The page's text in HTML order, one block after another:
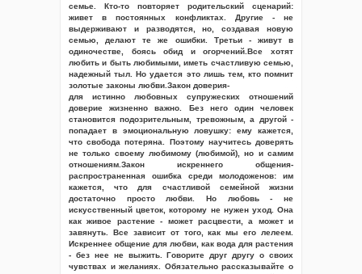
семье. Кто-то повторяет родительский сценарий:
живет в постоянных конфликтах. Другие - не
выдерживают и разводятся, но, создавая новую
семью, делают те же ошибки. Третьи - живут в
одиночестве, боясь обид и огорчений.Все хотят
любить и быть любимыми, иметь счастливую семью,
надежный тыл. Но удается это лишь тем, кто помнит
золотые законы любви.Закон доверия-
для истинно любовных супружеских отношений
доверие жизненно важно. Без него один человек
становится подозрительным, тревожным, а другой -
попадает в эмоциональную ловушку: ему кажется,
что свобода потеряна. Поэтому научитесь доверять
не только своему любимому (любимой), но и самим
отношениям.Закон искреннего общения-
распространенная ошибка среди молодоженов: им
кажется, что для счастливой семейной жизни
достаточно просто любви. Но любовь - не
искусственный цветок, которому не нужен уход. Она
как живое растение - может расцвести, а может и
завянуть. Все зависит от того, как мы его лелеем.
Искреннее общение для любви, как вода для растения
- без нее не выжить. Говорите друг другу о своих
чувствах и желаниях. Обязательно рассказывайте о